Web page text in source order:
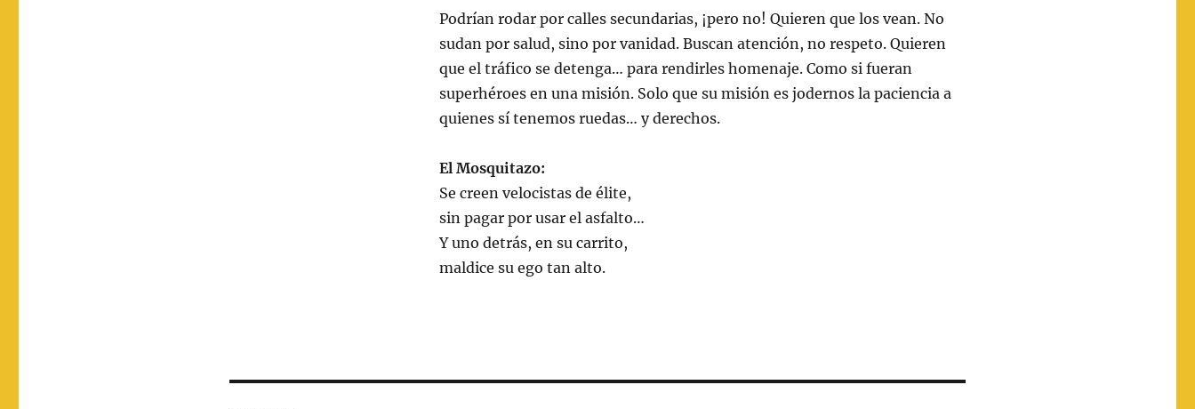
Podrían rodar por calles secundarias, ¡pero no! Quieren que los vean. No
sudan por salud, sino por vanidad. Buscan atención, no respeto. Quieren
que el tráfico se detenga… para rendirles homenaje. Como si fueran
superhéroes en una misión. Solo que su misión es jodernos la paciencia a
quienes sí tenemos ruedas… y derechos.
El Mosquitazo:
Se creen velocistas de élite,
sin pagar por usar el asfalto…
Y uno detrás, en su carrito,
maldice su ego tan alto.